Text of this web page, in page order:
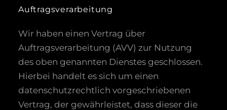
Auftragsverarbeitung
Wir haben einen Vertrag über
Auftragsverarbeitung (AVV) zur Nutzung
des oben genannten Dienstes geschlossen.
Hierbei handelt es sich um einen
datenschutzrechtlich vorgeschriebenen
Vertrag, der gewährleistet, dass dieser die